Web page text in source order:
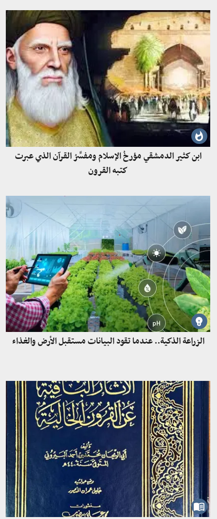
ابن كثير الدمشقي مؤرخُ الإسلام ومفسِّرُ القرآن الذي عبرت
كتبه القرون
الزراعة الذكية.. عندما تقود البيانات مستقبل الأرض والغذاء